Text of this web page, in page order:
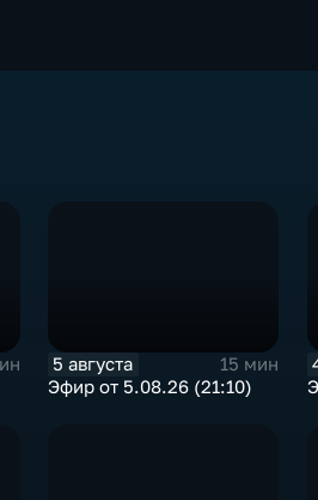
5 августа
15 мин
Эфир от 5.08.26 (21:10)